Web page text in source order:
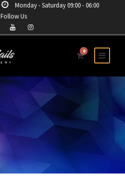
Monday - Saturday 09:00 - 06:00
Follow Us
0